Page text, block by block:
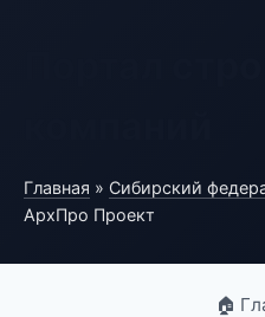
Главная » Сибирский
АрхПро Проект
🏠